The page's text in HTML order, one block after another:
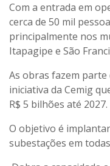
Com a entrada em
cerca de 50 mil
principalmente nos
Itapagipe e São
As obras fazem
iniciativa da Cemig
R$ 5 bilhões até 2027.
O objetivo é
subestações em